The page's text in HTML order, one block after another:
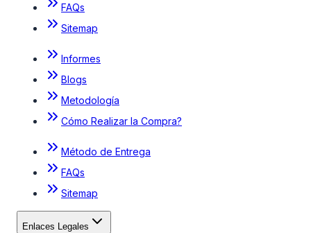
FAQs
Sitemap
Informes
Blogs
Metodología
Cómo Realizar la Compra?
Método de Entrega
FAQs
Sitemap
Enlaces Legales